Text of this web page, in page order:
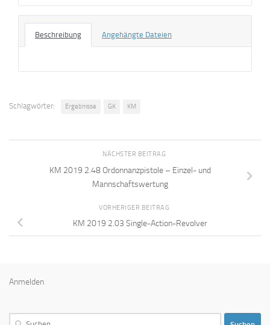
Beschreibung Angehängte Dateien
Schlagwörter: Ergebnisse GK KM
NÄCHSTER BEITRAG
KM 2019 2.48 Ordonnanzpistole – Einzel- und
Mannschaftswertung
VORHERIGER BEITRAG
KM 2019 2.03 Single-Action-Revolver
Anmelden
Suchen